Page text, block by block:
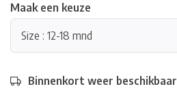
Maak een keuze
Size : 12-18 mnd
Binnenkort weer beschikbaar